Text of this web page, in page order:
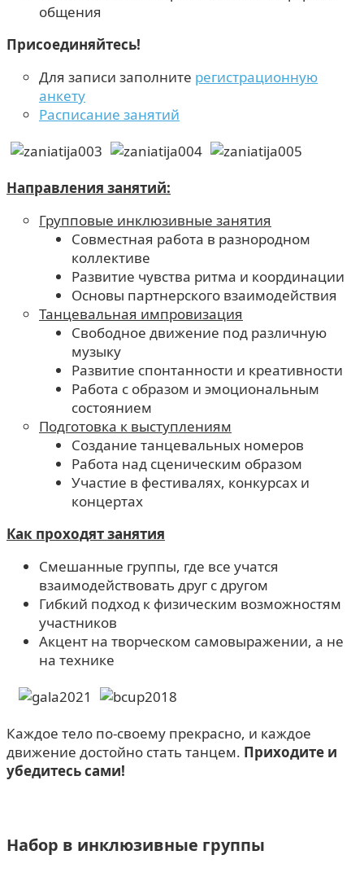
общения
Присоединяйтесь!
Для записи заполните регистрационную
анкету
Расписание занятий
Направления занятий:
Групповые инклюзивные занятия
Совместная работа в разнородном
коллективе
Развитие чувства ритма и координации
Основы партнерского взаимодействия
Танцевальная импровизация
Свободное движение под различную
музыку
Развитие спонтанности и креативности
Работа с образом и эмоциональным
состоянием
Подготовка к выступлениям
Создание танцевальных номеров
Работа над сценическим образом
Участие в фестивалях, конкурсах и
концертах
Как проходят занятия
Смешанные группы, где все учатся
взаимодействовать друг с другом
Гибкий подход к физическим возможностям
участников
Акцент на творческом самовыражении, а не
на технике
Каждое тело по-своему прекрасно, и каждое
движение достойно стать танцем. Приходите и
убедитесь сами!
Набор в инклюзивные группы